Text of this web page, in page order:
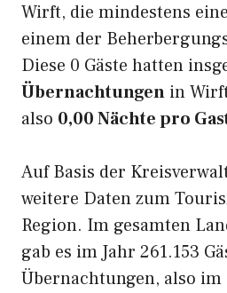
Wirft, die mindestens
einem der
Diese 0 Gäste hatten
Übernachtungen in
also 0,00 Nächte pro
Auf Basis der
weitere Daten zum
Region. Im gesamten
gab es im Jahr 261.153
Übernachtungen, also